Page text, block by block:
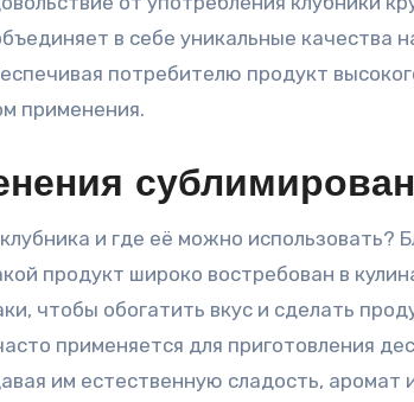
в себе уникальные качества
потребителю продукт
применения.
и где её можно использовать?
продукт широко востребован в
чтобы обогатить вкус и сделать
применяется для приготовления
им естественную сладость, аромат